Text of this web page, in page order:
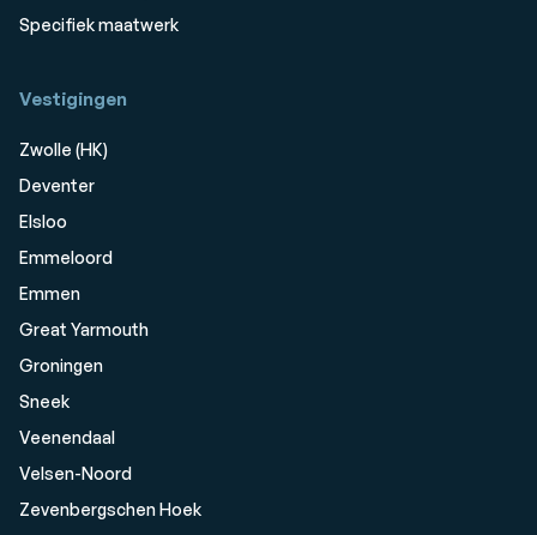
Specifiek maatwerk
Vestigingen
Zwolle (HK)
Deventer
Elsloo
Emmeloord
Emmen
Great Yarmouth
Groningen
Sneek
Veenendaal
Velsen-Noord
Zevenbergschen Hoek